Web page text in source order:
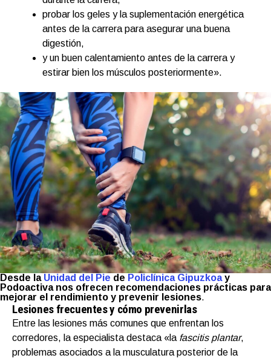
probar los geles y la suplementación energética
antes de la carrera para asegurar una buena
digestión,
y un buen calentamiento antes de la carrera y
estirar bien los músculos posteriormente».
Desde la Unidad del Pie de Policlínica Gipuzkoay
Podoactiva nos ofrecen recomendaciones prácticas para
mejorar el rendimiento y prevenir lesiones.
Lesiones frecuentes y cómo prevenirlas
Entre las lesiones más comunes que enfrentan los
corredores, la especialista destaca «la fascitis plantar,
problemas asociados a la musculatura posterior de la